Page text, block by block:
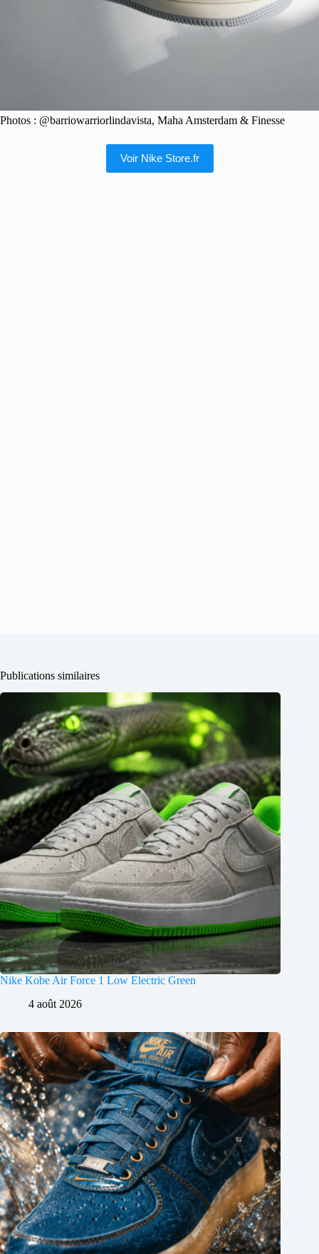
Photos : @barriowarriorlindavista, Maha Amsterdam & Finesse
Voir Nike Store.fr
Publications similaires
Nike Kobe Air Force 1 Low Electric Green
4 août 2026